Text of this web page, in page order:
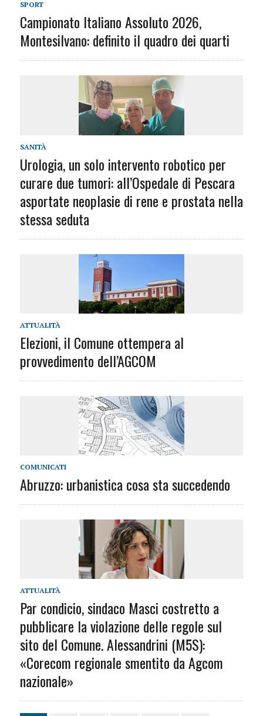
SPORT
Campionato Italiano Assoluto 2026,
Montesilvano: definito il quadro dei quarti
SANITÀ
Urologia, un solo intervento robotico per
curare due tumori: all’Ospedale di Pescara
asportate neoplasie di rene e prostata nella
stessa seduta
ATTUALITÀ
Elezioni, il Comune ottempera al
provvedimento dell’AGCOM
COMUNICATI
Abruzzo: urbanistica cosa sta succedendo
ATTUALITÀ
Par condicio, sindaco Masci costretto a
pubblicare la violazione delle regole sul
sito del Comune. Alessandrini (M5S):
«Corecom regionale smentito da Agcom
nazionale»